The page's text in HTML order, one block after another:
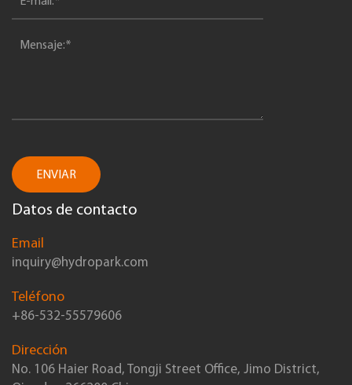
ENVIAR
Datos de contacto
Email
inquiry@hydropark.com
Teléfono
+86-532-55579606
Dirección
No. 106 Haier Road, Tongji Street Office, Jimo District,